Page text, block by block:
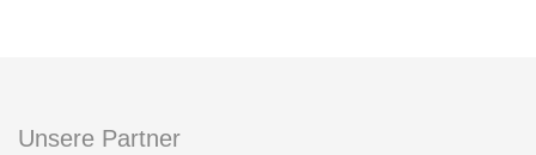
Unsere Partner